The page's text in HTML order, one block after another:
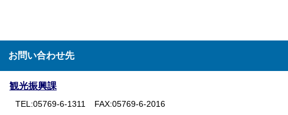
お問い合わせ先
観光振興課
TEL:05769-6-1311 FAX:05769-6-2016